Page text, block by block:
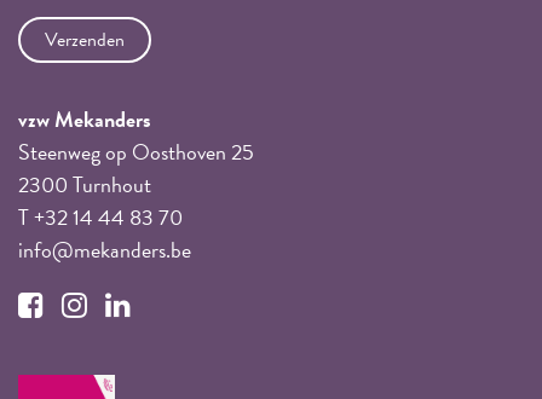
vzw Mekanders
Steenweg op Oosthoven 25
2300 Turnhout
T +32 14 44 83 70
info@mekanders.be